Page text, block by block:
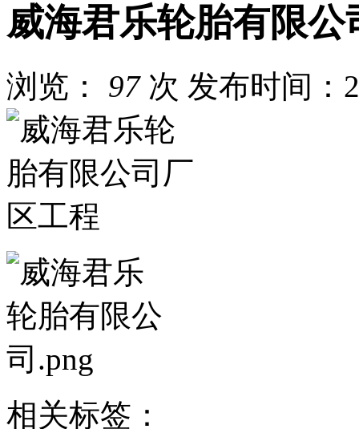
威海君乐轮胎有限公
浏览： 97 次 发布时间：
相关标签：